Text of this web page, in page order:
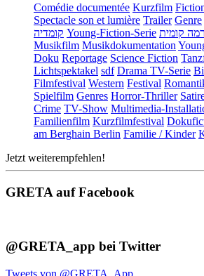
Comédie documentée Kurzfilm
Spectacle son et lumière Trailer Genre
קומדיה Young-Fiction-Serie קומית
Musikfilm Musikdokumentation
Doku Reportage Science Fiction
Lichtspektakel sdf Drama TV-Serie
Filmfestival Western Festival
Spielfilm Genres Horror-Thriller
Crime TV-Show Multimedia-
Familienfilm Kurzfilmfestival
am Berghain Berlin Familie / Kinder
Jetzt weiterempfehlen!
GRETA auf Facebook
@GRETA_app bei Twitter
Tweets von @GRETA_App